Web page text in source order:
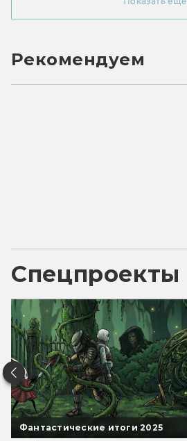
Рекомендуем
Спецпроекты
Фантастические итоги 2025